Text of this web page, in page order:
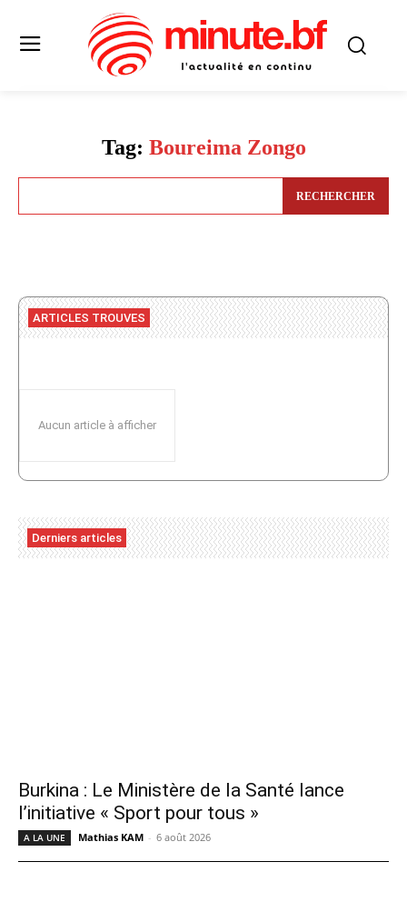
Tag: Boureima Zongo
RECHERCHER
ARTICLES TROUVES
Aucun article à afficher
Derniers articles
Burkina : Le Ministère de la Santé lance
l’initiative « Sport pour tous »
A LA UNE Mathias KAM - 6 août 2026